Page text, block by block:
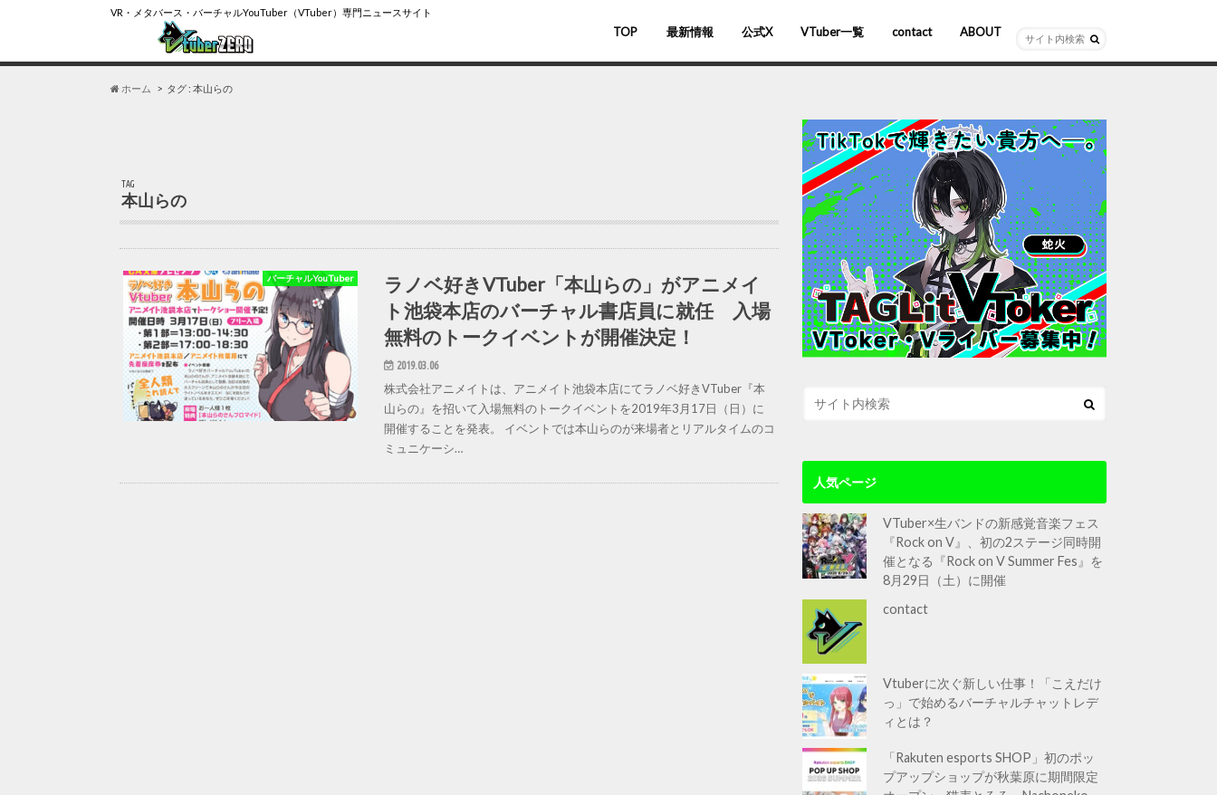
VR・メタバース・バーチャルYouTuber（VTuber）専門ニュースサイト
TOP 最新情報 公式X VTuber一覧
バーチャルYouTuber
VR/AR
ホロライブ
にじさんじ
ななしいんく
ぶいすぽっ！
contact ABOUT
ホーム タグ : 本山らの
TAG
本山らの
バーチャルYouTuber
ラノベ好きVTuber「本山らの」がアニメイ
ト池袋本店のバーチャル書店員に就任 入場
無料のトークイベントが開催決定！
2019.03.06
株式会社アニメイトは、アニメイト池袋本店にてラノベ好きVTuber『本
山らの』を招いて入場無料のトークイベントを2019年3月17日（日）に
開催することを発表。 イベントでは本山らのが来場者とリアルタイムのコ
ミュニケーシ…
人気ページ
VTuber×生バンドの新感覚音楽フェス
『Rock on V』、初の2ステージ同時開
催となる『Rock on V Summer Fes』を
8月29日（土）に開催
contact
Vtuberに次ぐ新しい仕事！「こえだけ
っ」で始めるバーチャルチャットレデ
ィとは？
「Rakuten esports SHOP」初のポッ
プアップショップが秋葉原に期間限定